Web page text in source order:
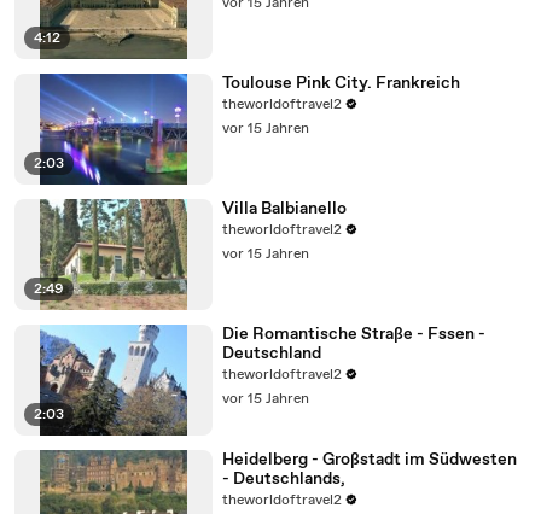
4:12
2:03
Toulouse Pink City. Frankreich
theworldoftravel2
vor 15 Jahren
2:49
Villa Balbianello
theworldoftravel2
vor 15 Jahren
2:03
Die Romantische Straße - Fssen -
Deutschland
theworldoftravel2
vor 15 Jahren
Heidelberg - Großstadt im Südwesten
- Deutschlands,
theworldoftravel2